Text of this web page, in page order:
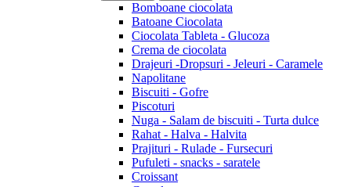
Bomboane ciocolata
Batoane Ciocolata
Ciocolata Tableta - Glucoza
Crema de ciocolata
Drajeuri -Dropsuri - Jeleuri - Caramele
Napolitane
Biscuiti - Gofre
Piscoturi
Nuga - Salam de biscuiti - Turta dulce
Rahat - Halva - Halvita
Prajituri - Rulade - Fursecuri
Pufuleti - snacks - saratele
Croissant